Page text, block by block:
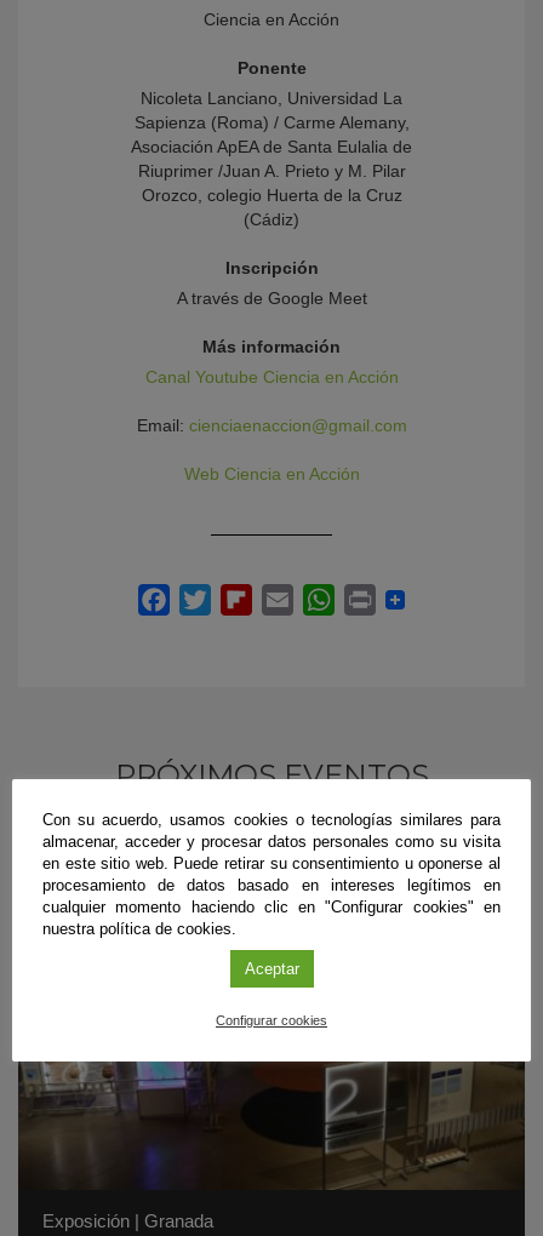
Ciencia en Acción
Ponente
Nicoleta Lanciano, Universidad La
Sapienza (Roma) / Carme Alemany,
Asociación ApEA de Santa Eulalia de
Riuprimer /Juan A. Prieto y M. Pilar
Orozco, colegio Huerta de la Cruz
(Cádiz)
Inscripción
A través de Google Meet
Más información
Canal Youtube Ciencia en Acción
Email: cienciaenaccion@gmail.com
Web Ciencia en Acción
PRÓXIMOS EVENTOS
Exposición | Granada
Con su acuerdo, usamos cookies o tecnologías similares para
almacenar, acceder y procesar datos personales como su visita
en este sitio web. Puede retirar su consentimiento u oponerse al
procesamiento de datos basado en intereses legítimos en
cualquier momento haciendo clic en "Configurar cookies" en
nuestra política de cookies.
Aceptar
Configurar cookies